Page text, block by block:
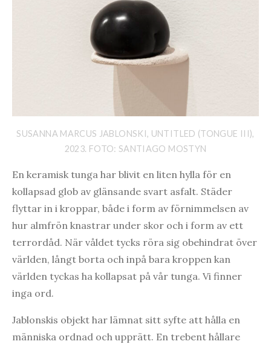
SUSANNA MARCUS JABLONSKI, UNTITLED (TONGUE III),
2023. FOTO: SANTIAGO MOSTYN
En keramisk tunga har blivit en liten hylla för en
kollapsad glob av glänsande svart asfalt. Städer
flyttar in i kroppar, både i form av förnimmelsen av
hur almfrön knastrar under skor och i form av ett
terrordåd. När våldet tycks röra sig obehindrat över
världen, långt borta och inpå bara kroppen kan
världen tyckas ha kollapsat på vår tunga. Vi finner
inga ord.
Jablonskis objekt har lämnat sitt syfte att hålla en
människa ordnad och upprätt. En trebent hållare